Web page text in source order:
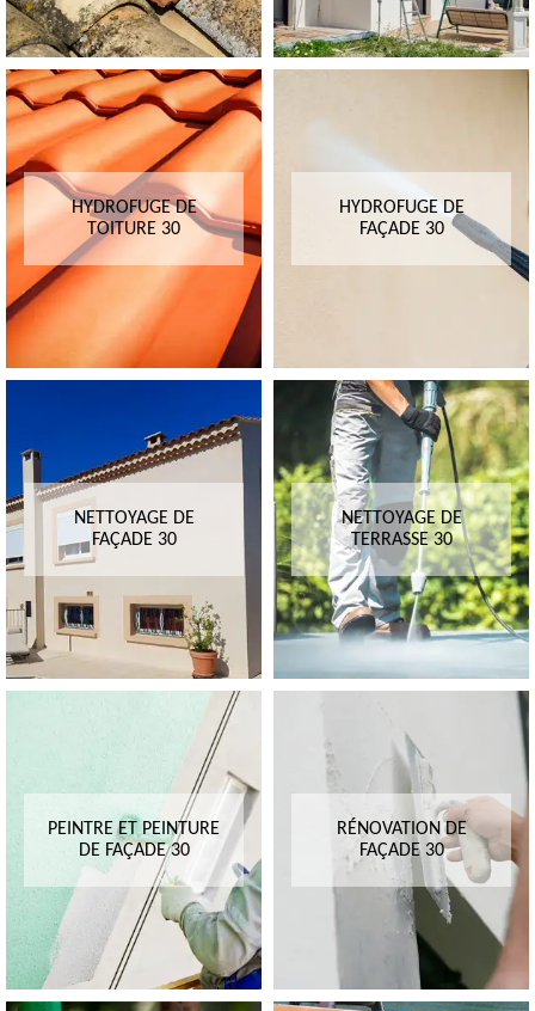
HYDROFUGE DE
TOITURE 30
HYDROFUGE DE
FAÇADE 30
NETTOYAGE DE
FAÇADE 30
NETTOYAGE DE
TERRASSE 30
PEINTRE ET PEINTURE
DE FAÇADE 30
RÉNOVATION DE
FAÇADE 30